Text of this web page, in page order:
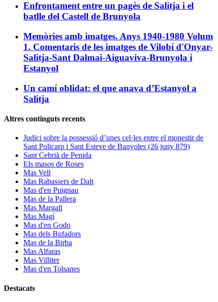
Enfrontament entre un pagès de Salitja i el
batlle del Castell de Brunyola
Memòries amb imatges. Anys 1940-1980 Volum
1. Comentaris de les imatges de Vilobí d'Onyar-
Salitja-Sant Dalmai-Aiguaviva-Brunyola i
Estanyol
Un camí oblidat: el que anava d’Estanyol a
Salitja
Altres continguts recents
Judici sobre la possessió d’unes cel·les entre el monestir de
Sant Policarp i Sant Esteve de Banyoles (26 juny 879)
Sant Cebrià de Penida
Els masos de Roses
Mas Vell
Mas Rabassers de Dalt
Mas d'en Puignau
Mas de la Pallera
Mas Margall
Mas Magí
Mas d'en Godo
Mas dels Bufadors
Mas de la Birba
Mas Alfaras
Mas Villiter
Mas d'en Tolsanes
Destacats